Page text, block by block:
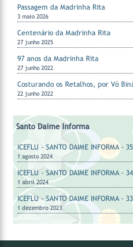
Passagem da Madrinha Rita
3 maio 2026
Centenário da Madrinha Rita
27 junho 2025
97 anos da Madrinha Rita
27 junho 2022
Costurando os Retalhos, por Vó
22 junho 2022
Santo Daime Informa
ICEFLU - SANTO DAIME INFORMA - 35
1 agosto 2024
ICEFLU - SANTO DAIME INFORMA - 34
1 abril 2024
ICEFLU - SANTO DAIME INFORMA - 33
1 dezembro 2023